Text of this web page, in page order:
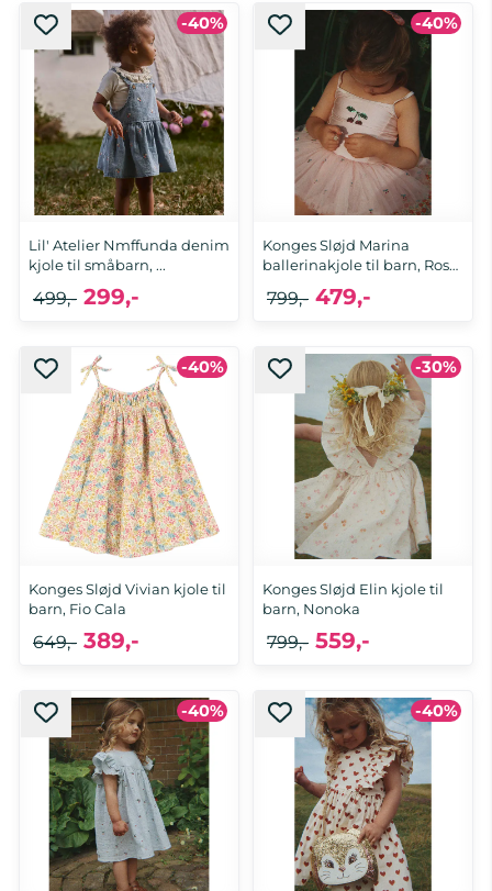
92, 98, 110, 116, 122-40%
Lil' Atelier Nmffunda denim
kjole til småbarn, ...
98, 104, 110, 122
299,-
499,-
-40%
Konges Sløjd Marina
ballerinakjole til barn, Rose
3 år, 4 år, 5-6 år, 7-8 år
479,-
799,-
-40%
Konges Sløjd Vivian kjole til
barn, Fio Cala
2 år, 3 år, 4 år, 5 år, 6 år
389,-
649,-
-30%
Konges Sløjd Elin kjole til
barn, Nonoka
2 år, 3 år, 4 år, 5 år, 9-10 år
559,-
799,-
-40% -40%